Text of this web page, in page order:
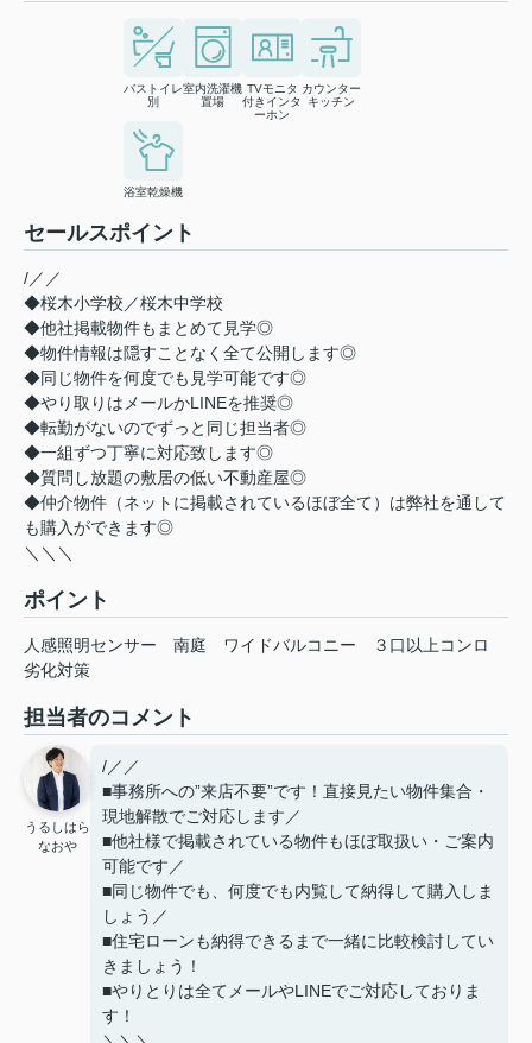
バストイレ
別
室内洗濯機
置場
TVモニタ
付きインタ
ーホン
カウンター
キッチン
浴室乾燥機
セールスポイント
/／／
◆桜木小学校／桜木中学校
◆他社掲載物件もまとめて見学◎
◆物件情報は隠すことなく全て公開します◎
◆同じ物件を何度でも見学可能です◎
◆やり取りはメールかLINEを推奨◎
◆転勤がないのでずっと同じ担当者◎
◆一組ずつ丁寧に対応致します◎
◆質問し放題の敷居の低い不動産屋◎
◆仲介物件（ネットに掲載されているほぼ全て）は弊社を通して
も購入ができます◎
＼＼＼
ポイント
人感照明センサー 南庭 ワイドバルコニー
３口以上コンロ
劣化対策
担当者のコメント
うるしはら
なおや
/／／
■事務所への”来店不要”です！直接見たい物件集合・
現地解散でご対応します／
■他社様で掲載されている物件もほぼ取扱い・ご案内
可能です／
■同じ物件でも、何度でも内覧して納得して購入しま
しょう／
■住宅ローンも納得できるまで一緒に比較検討してい
きましょう！
■やりとりは全てメールやLINEでご対応しておりま
す！